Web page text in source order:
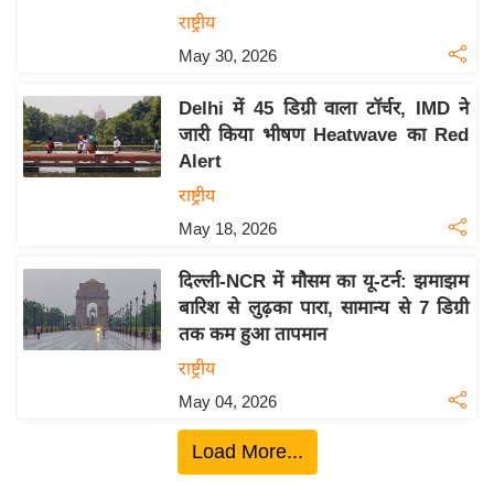
यं
ग
इं
त्य
ज
राष्ट्रीय
May 30, 2026
Delhi में 45 डिग्री वाला टॉर्चर, IMD ने
जारी किया भीषण Heatwave का Red
Alert
राष्ट्रीय
May 18, 2026
दिल्ली-NCR में मौसम का यू-टर्न: झमाझम
बारिश से लुढ़का पारा, सामान्य से 7 डिग्री
तक कम हुआ तापमान
राष्ट्रीय
May 04, 2026
Load More...